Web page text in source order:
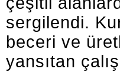
sergilendi.
beceri ve
yansıtan